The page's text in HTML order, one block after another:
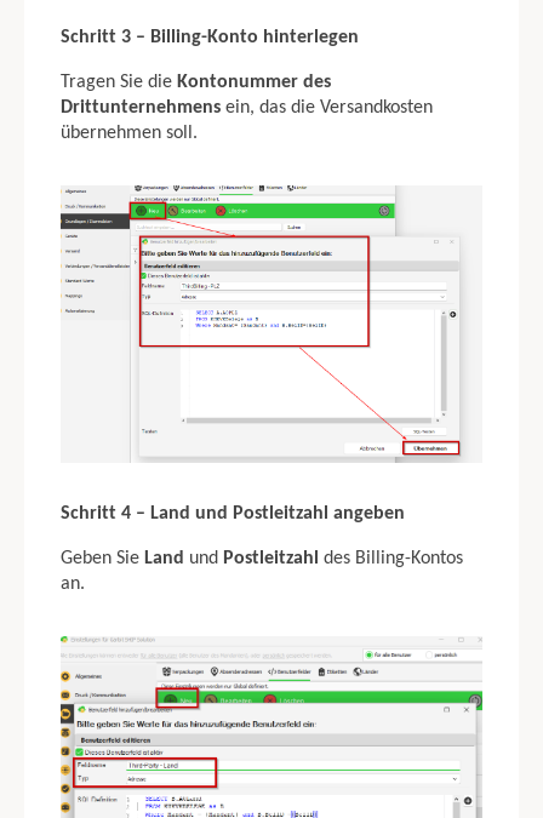
Schritt 3 – Billing-Konto hinterlegen
Tragen Sie die Kontonummer des
Drittunternehmens ein, das die Versandkosten
übernehmen soll.
Schritt 4 – Land und Postleitzahl angeben
Geben Sie Land und Postleitzahl des Billing-Kontos
an.